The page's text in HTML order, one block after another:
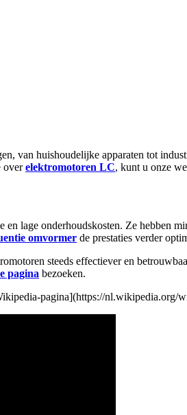
van huishoudelijke apparaten tot
overelektromotoren LC, kunt u onze
lage onderhoudskosten. Ze hebben
omvormer de prestaties verder
steeds effectiever en
pagina bezoeken.
pagina](https://nl.wikipedia.org/